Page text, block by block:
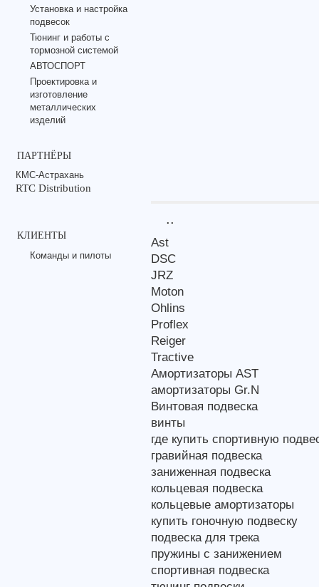
Установка и настройка
подвесок
Тюнинг и работы с
тормозной системой
АВТОСПОРТ
Проектировка и
изготовление
металлических
изделий
ПАРТНЁРЫ
КМС-Астрахань
RTC Distribution
КЛИЕНТЫ
Команды и пилоты
..
Ast
DSC
JRZ
Moton
Ohlins
Proflex
Reiger
Tractive
Амортизаторы AST
амортизаторы Gr.N
Винтовая подвеска
винты
где купить спортивную
гравийная подвеска
заниженная подвеска
кольцевая подвеска
кольцевые амортизаторы
купить гоночную подвеску
подвеска для трека
пружины с занижением
спортивная подвеска